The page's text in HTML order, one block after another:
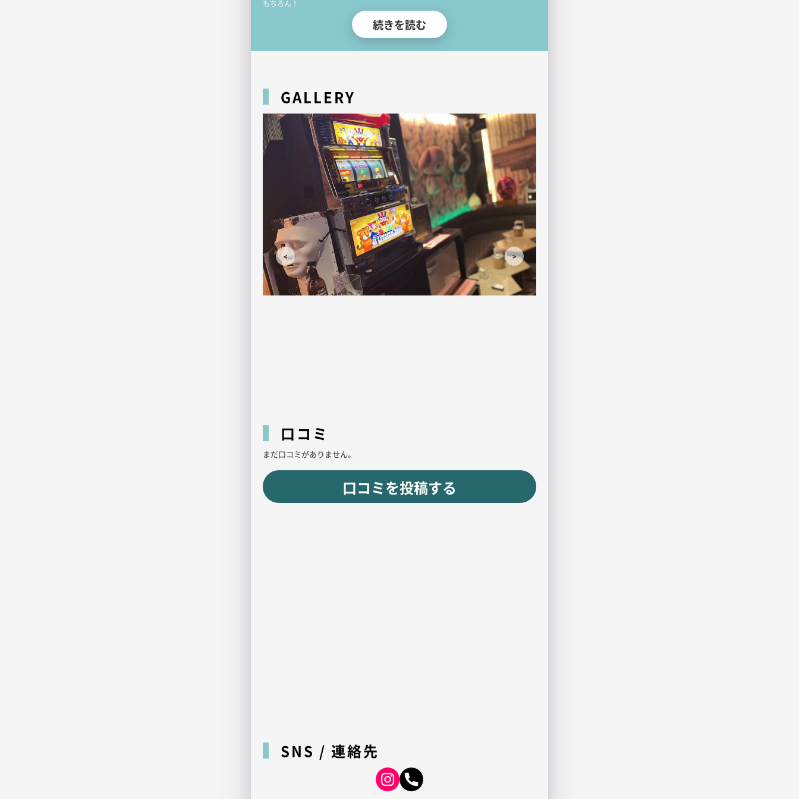
もちろん！
女の子も選りすぐりの美女ばかり・・・
かわいい系から、セクシー系、清楚系などなど、沢山の子ウサギたちが在籍しており
んお待ちしておりますよ?
もちろん大手グループの運営だから、明朗会計でご安心して気兼ねなく遊んでいただ
けます。
五反田でキャバクラをお探しなら是非当店へお越しくださいませ。
他店様とは一味違うバニーキャバクラで、刺激的なお酒と愉しい時間をご堪能くださ
続きを読む
GALLERY
口コミ
まだ口コミがありません。
口コミを投稿する
SNS / 連絡先